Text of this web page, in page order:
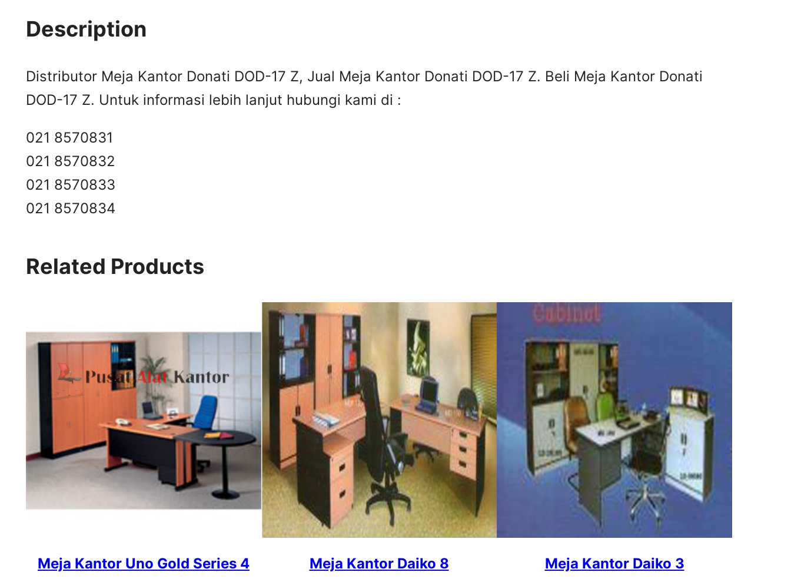
Description
Distributor Meja Kantor Donati DOD-17 Z, Jual Meja Kantor Donati DOD-17 Z. Beli Meja Kantor Donati
DOD-17 Z. Untuk informasi lebih lanjut hubungi kami di :
021 8570831
021 8570832
021 8570833
021 8570834
Related Products
Meja Kantor Uno Gold Series 4 Meja Kantor Daiko 8 Meja Kantor Daiko 3